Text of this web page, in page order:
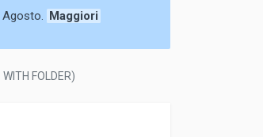
Agosto. Maggiori
FOLDER)